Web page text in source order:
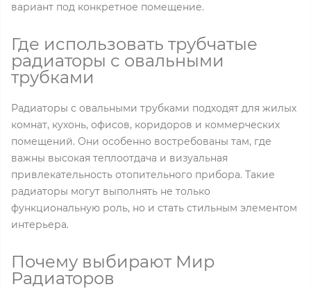
вариант под конкретное помещение.
Где использовать трубчатые
радиаторы с овальными
трубками
Радиаторы с овальными трубками подходят для жилых
комнат, кухонь, офисов, коридоров и коммерческих
помещений. Они особенно востребованы там, где
важны высокая теплоотдача и визуальная
привлекательность отопительного прибора. Такие
радиаторы могут выполнять не только
функциональную роль, но и стать стильным элементом
интерьера.
Почему выбирают Мир
Радиаторов